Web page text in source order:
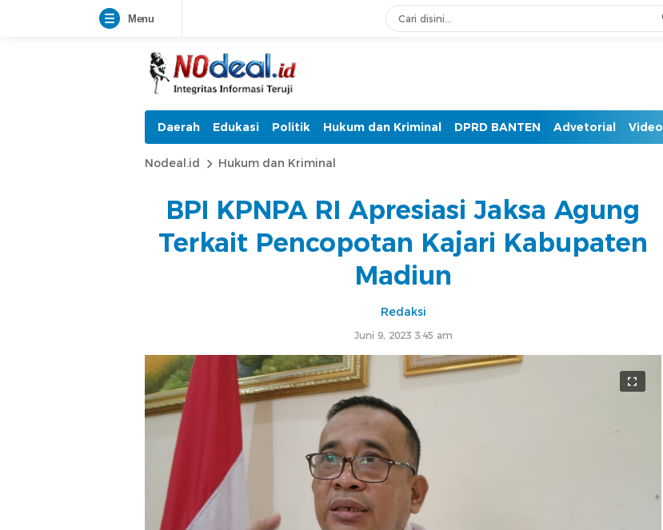
Menu
Daerah Edukasi Politik Hukum dan Kriminal DPRD BANTEN Advetorial Video
Nodeal.id Hukum dan Kriminal
BPI KPNPA RI Apresiasi Jaksa Agung
Terkait Pencopotan Kajari Kabupaten
Madiun
Redaksi
Juni 9, 2023 3:45 am